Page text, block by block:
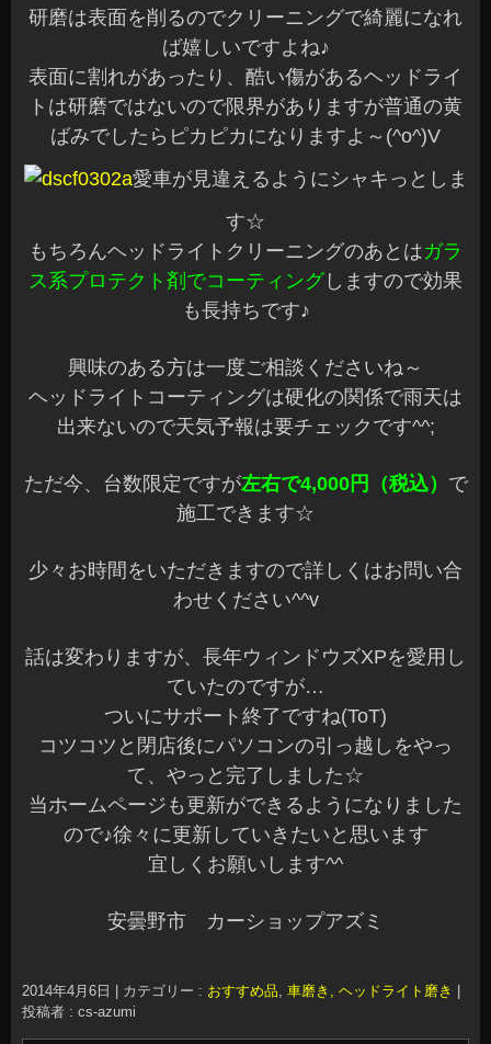
研磨は表面を削るのでクリーニングで綺麗になれ
ば嬉しいですよね♪
表面に割れがあったり、酷い傷があるヘッドライ
トは研磨ではないので限界がありますが普通の黄
ばみでしたらピカピカになりますよ～(^o^)V
愛車が見違えるようにシャキっとしま
す☆
もちろんヘッドライトクリーニングのあとはガラ
ス系プロテクト剤でコーティングしますので効果
も長持ちです♪
興味のある方は一度ご相談くださいね～
ヘッドライトコーティングは硬化の関係で雨天は
出来ないので天気予報は要チェックです^^;
ただ今、台数限定ですが左右で4,000円（税込） で
施工できます☆
少々お時間をいただきますので詳しくはお問い合
わせください^^v
話は変わりますが、長年ウィンドウズXPを愛用し
ていたのですが…
ついにサポート終了ですね(ToT)
コツコツと閉店後にパソコンの引っ越しをやっ
て、やっと完了しました☆
当ホームページも更新ができるようになりました
ので♪徐々に更新していきたいと思います
宜しくお願いします^^
安曇野市 カーショップアズミ
2014年4月6日 カテゴリー : おすすめ品, 車磨き, ヘッドライト磨き
投稿者 : cs-azumi